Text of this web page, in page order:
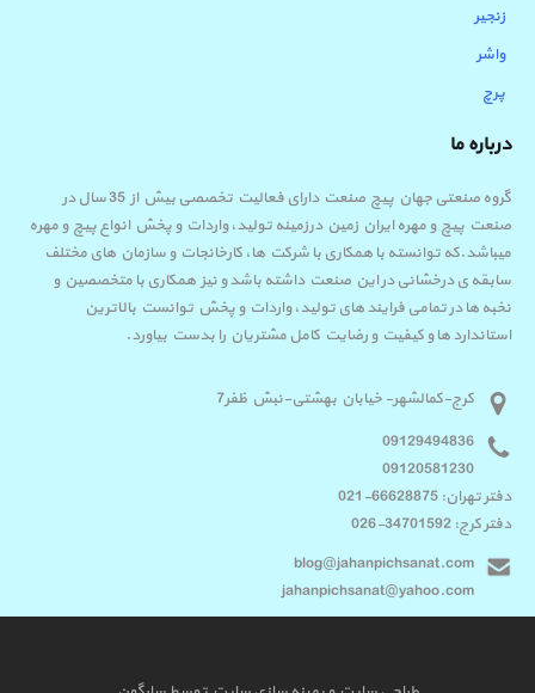
زنجیر
واشر
پرچ
درباره ما
گروه صنعتی جهان پیچ صنعت دارای فعالیت تخصصی بیش از 35 سال در
صنعت پیچ و مهره ایران زمین درزمینه تولید، واردات و پخش انواع پیچ و مهره
میباشد.که توانسته با همکاری با شرکت ها، کارخانجات و سازمان های مختلف
سابقه ی درخشانی در این صنعت داشته باشد و نیز همکاری با متخصصین و
نخبه ها در تمامی فرایند های تولید، واردات و پخش توانست بالاترین
استاندارد ها و کیفیت و رضایت کامل مشتریان را بدست بیاورد.
کرج-کمالشهر- خیابان بهشتی-نبش ظفر7
09129494836
09120581230
دفتر تهران: 66628875-021
دفتر کرج: 34701592-026
blog@jahanpichsanat.com
jahanpichsanat@yahoo.com